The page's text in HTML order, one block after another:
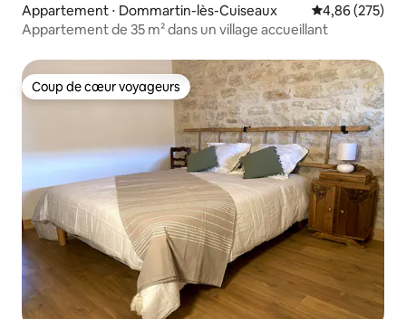
Appartement ⋅ Dommartin-lès-Cuiseaux Évaluation
4,86 (275)
Appartement de 35 m² dans un village accueillant
Coup de cœur voyageurs
Coup de cœur voyageurs